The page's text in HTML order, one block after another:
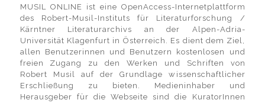
MUSIL ONLINE ist eine OpenAccess-Internetplattform
des Robert-Musil-Instituts für Literaturforschung /
Kärntner Literaturarchivs an der Alpen-Adria-
Universität Klagenfurt in Österreich. Es dient dem Ziel,
allen Benutzerinnen und Benutzern kostenlosen und
freien Zugang zu den Werken und Schriften von
Robert Musil auf der Grundlage wissenschaftlicher
Erschließung zu bieten. Medieninhaber und
Herausgeber für die Webseite sind die KuratorInnen